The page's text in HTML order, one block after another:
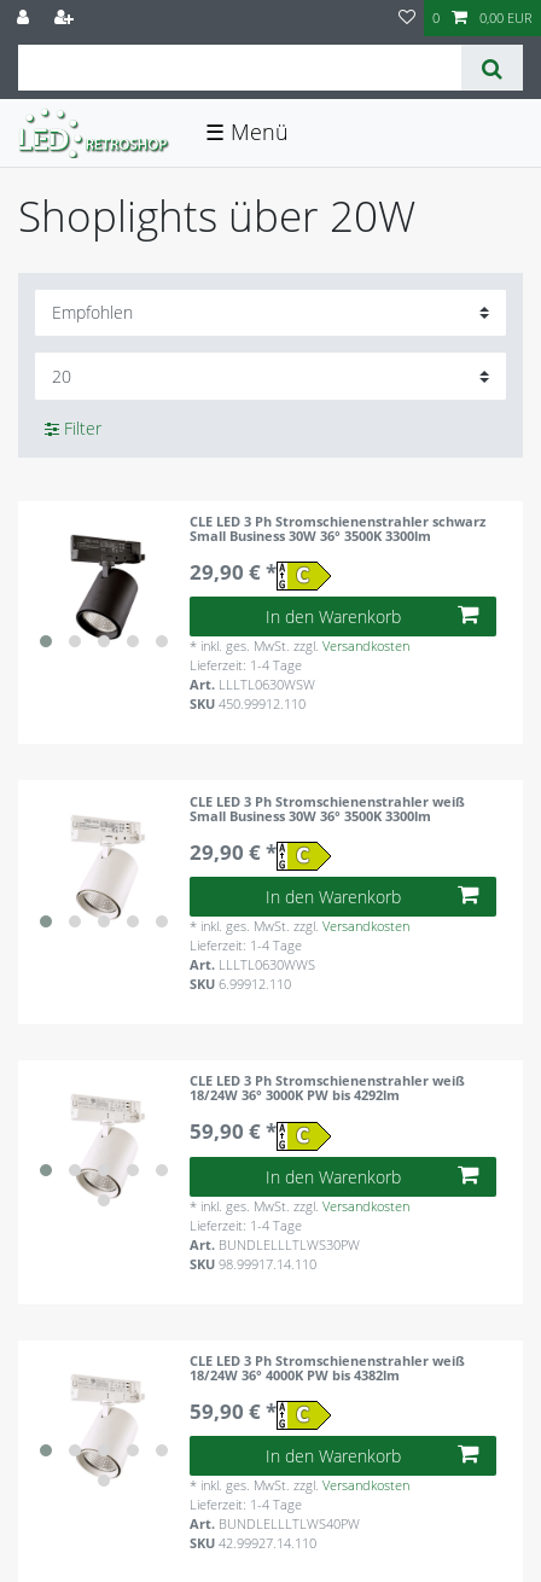
0 0,00 EUR
☰
Shoplights über 20W
Filter
CLE LED 3 Ph Stromschienenstrahler schwarz
Small Business 30W 36° 3500K 3300lm
29,90 € *
In den Warenkorb
* inkl. ges. MwSt. zzgl.Versandkosten
Lieferzeit: 1-4 Tage
Art. LLLTL0630WSW
SKU450.99912.110
CLE LED 3 Ph Stromschienenstrahler weiß
Small Business 30W 36° 3500K 3300lm
29,90 € *
In den Warenkorb
* inkl. ges. MwSt. zzgl.Versandkosten
Lieferzeit: 1-4 Tage
Art. LLLTL0630WWS
SKU6.99912.110
CLE LED 3 Ph Stromschienenstrahler weiß
18/24W 36° 3000K PW bis 4292lm
59,90 € *
In den Warenkorb
* inkl. ges. MwSt. zzgl.Versandkosten
Lieferzeit: 1-4 Tage
Art. BUNDLELLLTLWS30PW
SKU98.99917.14.110
CLE LED 3 Ph Stromschienenstrahler weiß
18/24W 36° 4000K PW bis 4382lm
59,90 € *
In den Warenkorb
* inkl. ges. MwSt. zzgl.Versandkosten
Lieferzeit: 1-4 Tage
Art. BUNDLELLLTLWS40PW
SKU42.99927.14.110